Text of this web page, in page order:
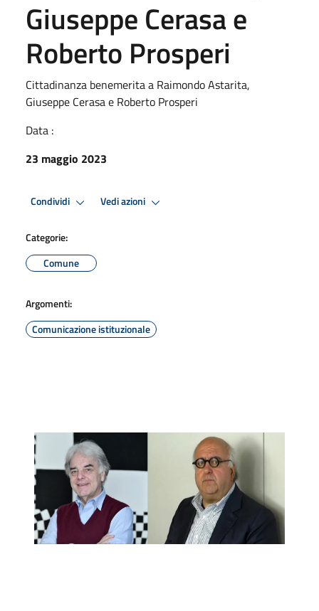
Giuseppe Cerasa e
Roberto Prosperi
Cittadinanza benemerita a Raimondo Astarita,
Giuseppe Cerasa e Roberto Prosperi
Data :
23 maggio 2023
Condividi Vedi azioni
Categorie:
Comune
Argomenti:
Comunicazione istituzionale